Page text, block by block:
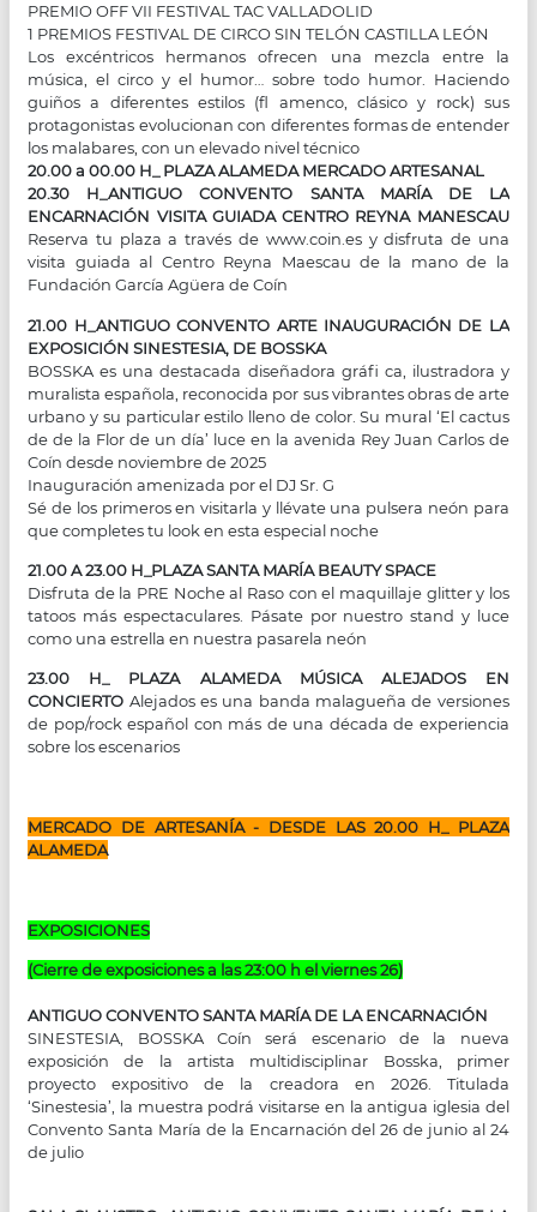
PREMIO OFF VII FESTIVAL TAC VALLADOLID
1 PREMIOS FESTIVAL DE CIRCO SIN TELÓN CASTILLA LEÓN
Los excéntricos hermanos ofrecen una mezcla entre la
música, el circo y el humor… sobre todo humor. Haciendo
guiños a diferentes estilos (fl amenco, clásico y rock) sus
protagonistas evolucionan con diferentes formas de entender
los malabares, con un elevado nivel técnico
20.00 a 00.00 H_ PLAZA ALAMEDA MERCADO ARTESANAL
20.30 H_ANTIGUO CONVENTO SANTA MARÍA DE LA
ENCARNACIÓN VISITA GUIADA CENTRO REYNA MANESCAU
Reserva tu plaza a través de www.coin.es y disfruta de una
visita guiada al Centro Reyna Maescau de la mano de la
Fundación García Agüera de Coín
21.00 H_ANTIGUO CONVENTO ARTE INAUGURACIÓN DE LA
EXPOSICIÓN SINESTESIA, DE BOSSKA
BOSSKA es una destacada diseñadora gráfi ca, ilustradora y
muralista española, reconocida por sus vibrantes obras de arte
urbano y su particular estilo lleno de color. Su mural ‘El cactus
de de la Flor de un día’ luce en la avenida Rey Juan Carlos de
Coín desde noviembre de 2025
Inauguración amenizada por el DJ Sr. G
Sé de los primeros en visitarla y llévate una pulsera neón para
que completes tu look en esta especial noche
21.00 A 23.00 H_PLAZA SANTA MARÍA BEAUTY SPACE
Disfruta de la PRE Noche al Raso con el maquillaje glitter y los
tatoos más espectaculares. Pásate por nuestro stand y luce
como una estrella en nuestra pasarela neón
23.00 H_ PLAZA ALAMEDA MÚSICA ALEJADOS EN
CONCIERTO Alejados es una banda malagueña de versiones
de pop/rock español con más de una década de experiencia
sobre los escenarios
MERCADO DE ARTESANÍA - DESDE LAS 20.00 H_ PLAZA
ALAMEDA
EXPOSICIONES
(Cierre de exposiciones a las 23:00 h el viernes 26)
ANTIGUO CONVENTO SANTA MARÍA DE LA ENCARNACIÓN
SINESTESIA, BOSSKA Coín será escenario de la nueva
exposición de la artista multidisciplinar Bosska, primer
proyecto expositivo de la creadora en 2026. Titulada
‘Sinestesia’, la muestra podrá visitarse en la antigua iglesia del
Convento Santa María de la Encarnación del 26 de junio al 24
de julio